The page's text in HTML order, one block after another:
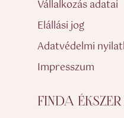
Vállalkozás adatai
Elállási jog
Adatvédelmi
Impresszum
FINDA